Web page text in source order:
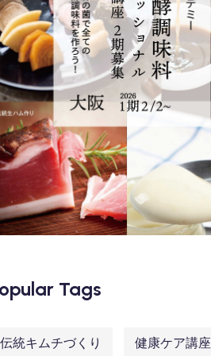
Tags
伝統キムチづくり 健康ケア講座